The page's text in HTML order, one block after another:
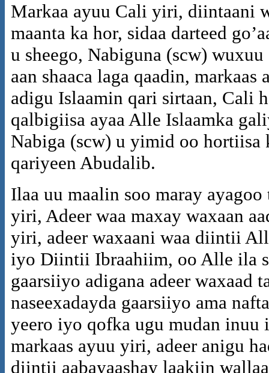
Markaa ayuu Cali yiri, diintaani
maanta ka hor, sidaa darteed
u sheego, Nabiguna (scw)
aan shaaca laga qaadin,
adigu Islaamin qari sirtaan, Cali
qalbigiisa ayaa Alle Islaamka
Nabiga (scw) u yimid oo hortiisa
qariyeen Abudalib.
Ilaa uu maalin soo maray
yiri, Adeer waa maxay waxaan
yiri, adeer waxaani waa diintii
iyo Diintii Ibraahiim, oo Alle ila
gaarsiiyo adigana adeer waxaad
naseexadayda gaarsiiyo ama
yeero iyo qofka ugu mudan inuu
markaas ayuu yiri, adeer anigu
diintii aabayaashay laakiin